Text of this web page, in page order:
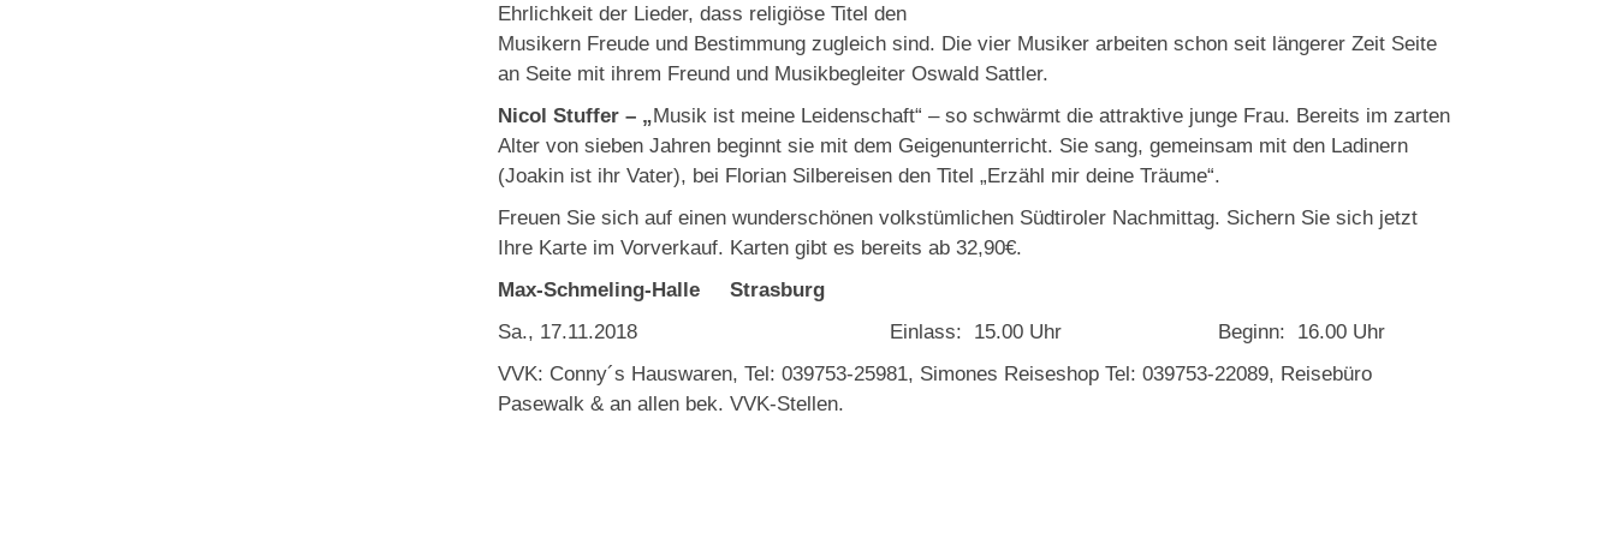
Ehrlichkeit der Lieder, dass religiöse Titel den
Musikern Freude und Bestimmung zugleich sind. Die vier Musiker arbeiten schon seit längerer Zeit Seite
an Seite mit ihrem Freund und Musikbegleiter Oswald Sattler.
Nicol Stuffer – „Musik ist meine Leidenschaft“ – so schwärmt die attraktive junge Frau. Bereits im zarten
Alter von sieben Jahren beginnt sie mit dem Geigenunterricht. Sie sang, gemeinsam mit den Ladi­nern
(Joakin ist ihr Vater), bei Florian Silbereisen den Titel „Erzähl mir deine Träume“.
Freuen Sie sich auf einen wunderschönen volkstümlichen Südtiroler Nachmittag. Sichern Sie sich jetzt
Ihre Karte im Vorverkauf. Karten gibt es bereits ab 32,90€.
Max-Schmeling-Halle Strasburg
Sa., 17.11.2018 Einlass: 15.00 Uhr Beginn: 16.00 Uhr
VVK: Conny´s Hauswaren, Tel: 039753-25981, Simones Reiseshop Tel: 039753-22089, Reisebüro
Pasewalk & an allen bek. VVK-Stellen.